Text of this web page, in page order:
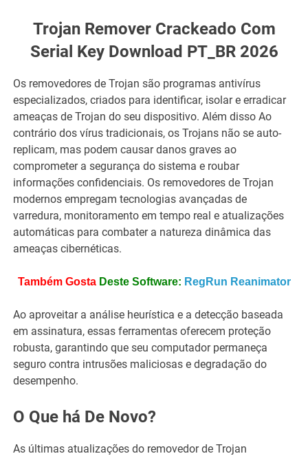
Trojan Remover Crackeado Com
Serial Key Download PT_BR 2026
Os removedores de Trojan são programas antivírus
especializados, criados para identificar, isolar e erradicar
ameaças de Trojan do seu dispositivo. Além disso Ao
contrário dos vírus tradicionais, os Trojans não se auto-
replicam, mas podem causar danos graves ao
comprometer a segurança do sistema e roubar
informações confidenciais. Os removedores de Trojan
modernos empregam tecnologias avançadas de
varredura, monitoramento em tempo real e atualizações
automáticas para combater a natureza dinâmica das
ameaças cibernéticas.
Também Gosta Deste Software: RegRun Reanimator
Ao aproveitar a análise heurística e a detecção baseada
em assinatura, essas ferramentas oferecem proteção
robusta, garantindo que seu computador permaneça
seguro contra intrusões maliciosas e degradação do
desempenho.
O Que há De Novo?
As últimas atualizações do removedor de Trojan